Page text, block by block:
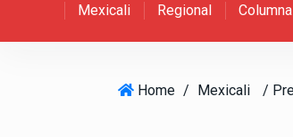
Mexicali Regional Columna
Home / Mexicali